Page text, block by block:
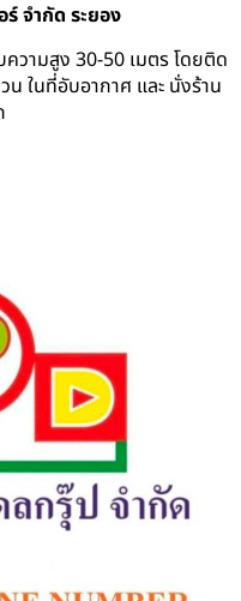
จำกัด ระยอง
วามสูง 30-50 เมตร โดยติด
ในที่อับอากาศ และ นั่งร้าน